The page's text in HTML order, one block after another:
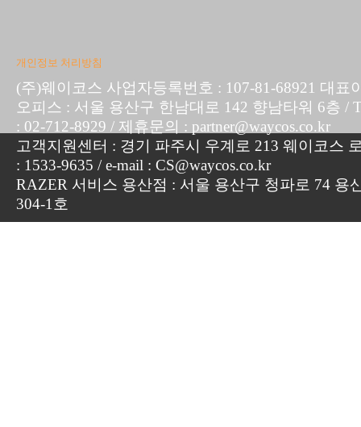
개인정보 처리방침
(주)웨이코스 사업자등록번호 : 107-81-68921 대표
오피스 : 서울 용산구 한남대로 142 향남타워 6층 /
: 02-712-8929 / 제휴문의 : partner@waycos.co.kr
고객지원센터 : 경기 파주시 우계로 213 웨이코스
: 1533-9635 / e-mail : CS@waycos.co.kr
RAZER 서비스 용산점 : 서울 용산구 청파로 74 용
304-1호